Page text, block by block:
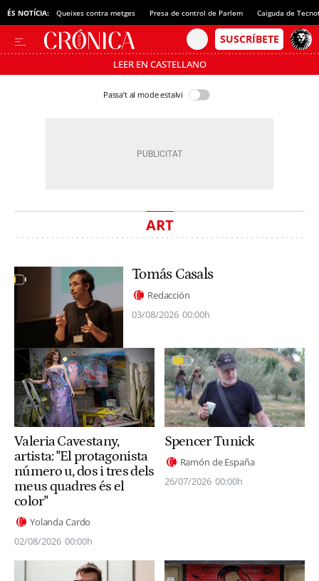
ÉS NOTÍCIA: Queixes contra metges Presa de control de Parlem Caiguda de
LEER EN CASTELLANO
Passa’t al mode estalvi
ART
Tomás Casals
Redacción
03/08/2026 00:00h
Valeria Cavestany,
artista: "El protagonista
número u, dos i tres dels
meus quadres és el
color"
Yolanda Cardo
02/08/2026 00:00h
Spencer Tunick
Ramón de España
26/07/2026 00:00h